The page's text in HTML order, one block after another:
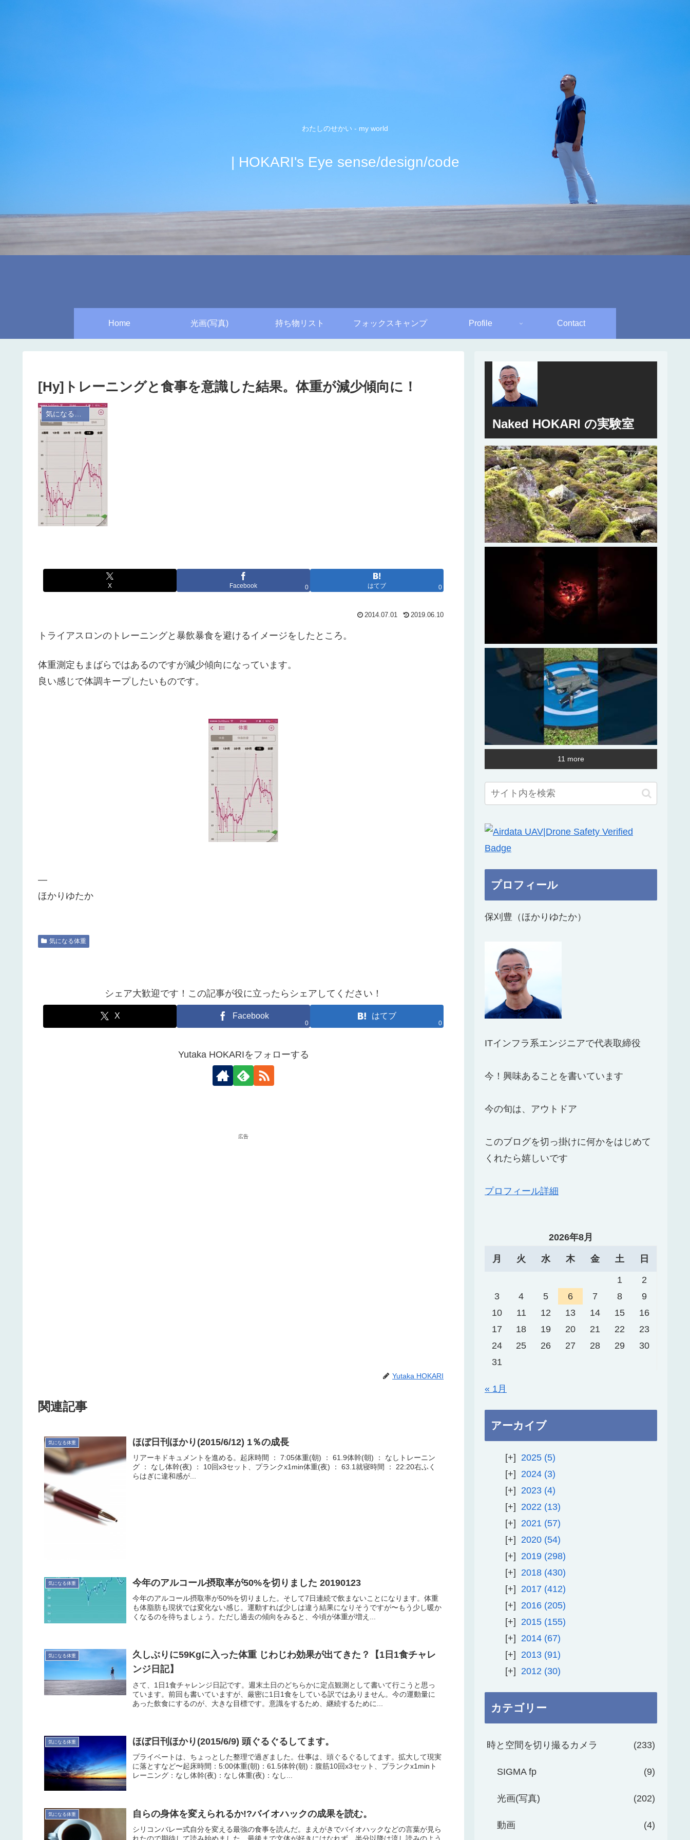
わたしのせかい - my world
| HOKARI's Eye sense/design/code
Home 光画(写真) 持ち物リスト フォックスキャンプ Profile Contact
[Hy]トレーニングと食事を意識した結果。体重が減少傾向に！
X Facebook 0 はてブ 0
2014.07.01 2019.06.10
トライアスロンのトレーニングと暴飲暴食を避けるイメージをしたところ。
体重測定もまばらではあるのですが減少傾向になっています。
良い感じで体調キープしたいものです。
—
ほかりゆたか
気になる体重
シェア大歓迎です！この記事が役に立ったらシェアしてください！
X Facebook
0
はてブ
0
Yutaka HOKARIをフォローする
広告
Yutaka HOKARI
関連記事
気になる体重 ほぼ日刊ほかり(2015/6/12) 1％の成長
リアーキドキュメントを進める。起床時間 ： 7:05体重(朝) ： 61.9体幹(朝) ： なしトレーニン
グ ： なし体幹(夜) ： 10回x3セット、プランクx1min体重(夜) ： 63.1就寝時間 ： 22:20右ふく
らはぎに違和感が...
気になる体重 今年のアルコール摂取率が50%を切りました 20190123
今年のアルコール摂取率が50%を切りました。そして7日連続で飲まないことになります。体重
も体脂肪も現状では変化ない感じ。運動すれば少しは違う結果になりそうですが〜もう少し暖か
くなるのを待ちましょう。ただし過去の傾向をみると、今頃が体重が増え...
気になる体重
久しぶりに59Kgに入った体重 じわじわ効果が出てきた？【1日1食チャレ
ンジ日記】
さて、1日1食チャレンジ日記です。週末土日のどちらかに定点観測として書いて行こうと思っ
ています。前回も書いていますが、厳密に1日1食をしている訳ではありません。今の運動量に
あった飲食にするのが、大きな目標です。意識をするため、継続するために...
気になる体重 ほぼ日刊ほかり(2015/6/9) 頭ぐるぐるしてます。
プライベートは、ちょっとした整理で過ぎました。仕事は、頭ぐるぐるしてます。拡大して現実
に落とすなど〜起床時間：5:00体重(朝)：61.5体幹(朝)：腹筋10回x3セット、プランクx1minト
レーニング：なし体幹(夜)：なし体重(夜)：なし...
気になる体重 自らの身体を変えられるか!?バイオハックの成果を読む。
シリコンバレー式自分を変える最強の食事を読んだ。まえがきでバイオハックなどの言葉が見ら
Naked HOKARI の実験室
11 more
プロフィール
保刈豊（ほかりゆたか）
ITインフラ系エンジニアで代表取締役
今！興味あることを書いています
今の旬は、アウトドア
このブログを切っ掛けに何かをはじめて
くれたら嬉しいです
プロフィール詳細
2026年8月
月 火 水 木 金 土 日
1
2
3
4 5 6 7 8
9
10
11 12 13 14 15
16
17
18 19 20 21 22
23
24
25 26 27 28 29
30
31
« 1月
アーカイブ
2025 5
2024 3
2023 4
2022
13
2021
57
2020 54
2019 298
2018 430
2017 412
2016 205
2015 155
2014 67
2013 91
2012
30
カテゴリー
時と空間を切り撮るカメラ 233
SIGMA fp 9
光画(写真) 202
動画 4